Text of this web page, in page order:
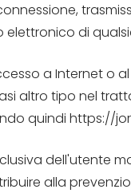
di
a Internet o
altro tipo nel
quindi https://
dell'utente
alla